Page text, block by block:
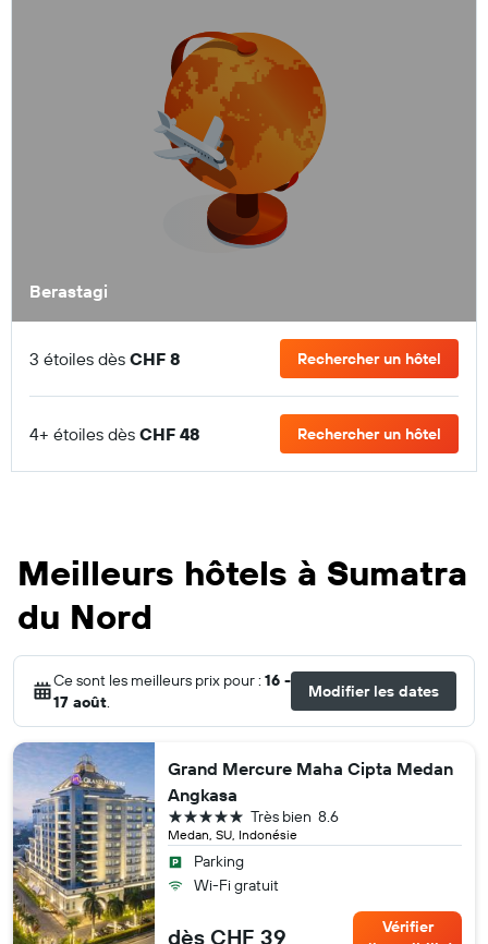
Berastagi
3 étoiles dès CHF 8 Rechercher un hôtel
4+ étoiles dès CHF 48 Rechercher un hôtel
Meilleurs hôtels à Sumatra
du Nord
Ce sont les meilleurs prix pour : 16 -
17 août
Modifier les dates
Grand Mercure Maha Cipta Medan
Angkasa
Medan, SU, Indonésie
8.6
Très bien
5 étoiles
Parking
Wi-Fi gratuit
dès CHF 39
Vérifier